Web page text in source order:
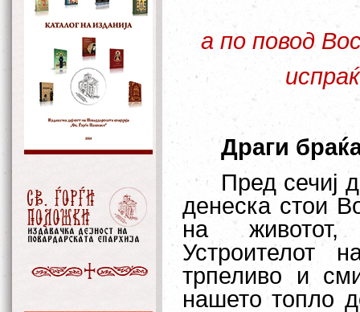
а по повод
Драги
Пред сечиј
денеска стои
на животот,
Устроителот
трпеливо и
нашето топло